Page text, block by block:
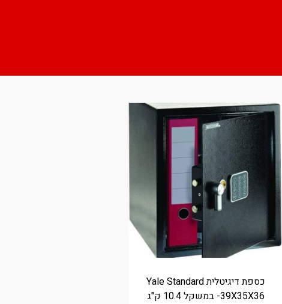
כספת דיגיטלית Yale Standard
39X35X36- במשקל 10.4 ק"ג